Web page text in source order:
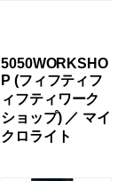
5050WORKSHO
P (フィフティフ
ィフティワーク
ショップ) ／ マイ
クロライト